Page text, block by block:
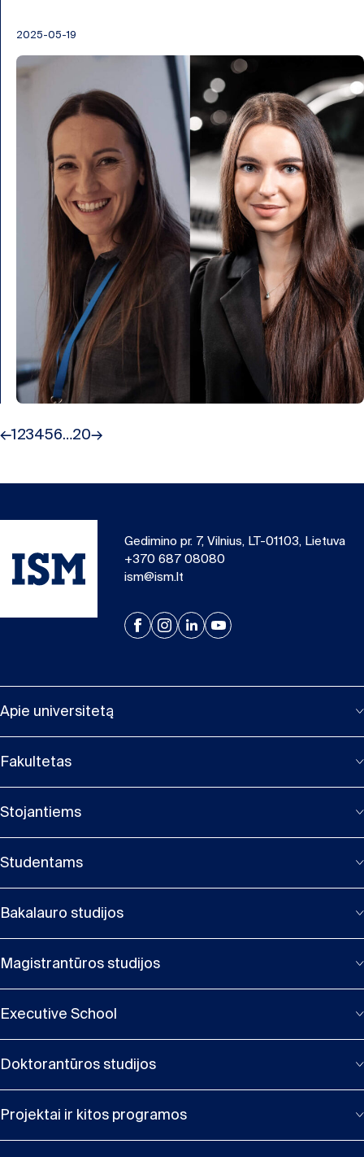
2025-05-19
←123456…20→
Gedimino pr. 7, Vilnius, LT-01103, Lietuva
+370 687 08080
ism@ism.lt
Apie universitetą
Fakultetas
Stojantiems
Studentams
Bakalauro studijos
Magistrantūros studijos
Executive School
Doktorantūros studijos
Projektai ir kitos programos